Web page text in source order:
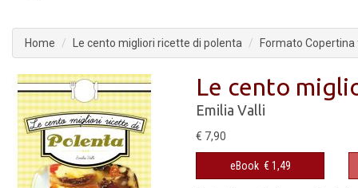
Home Le cento migliori ricette di polenta Formato Copertina
Le cento
Emilia Valli
€ 7,90
eBook € 1,49